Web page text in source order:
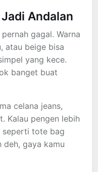
Andalan
gagal. Warna
atau beige bisa
yang kece.
banget buat
celana jeans,
Kalau pengen lebih
seperti tote bag
deh, gaya kamu